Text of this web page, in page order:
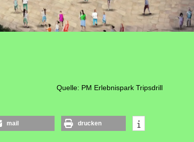
Quelle: PM Erlebnispark Tripsdrill
mail drucken